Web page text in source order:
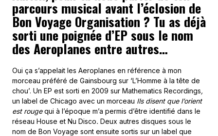
parcours musical avant l’éclosion de
Bon Voyage Organisation ? Tu as déjà
sorti une poignée d’EP sous le nom
des Aeroplanes entre autres…
Oui ça s’appelait les Aeroplanes en référence à mon
morceau préféré de Gainsbourg sur ‘L’Homme à la tête de
chou’. Un EP est sorti en 2009 sur Mathematics Recordings,
un label de Chicago avec un morceau Ils disent que l’orient
est rougequi à l’époque m’a permis d’être identifié dans le
réseau House et Nu Disco. Deux autres disques sous le
nom de Bon Voyage sont ensuite sortis sur un label que